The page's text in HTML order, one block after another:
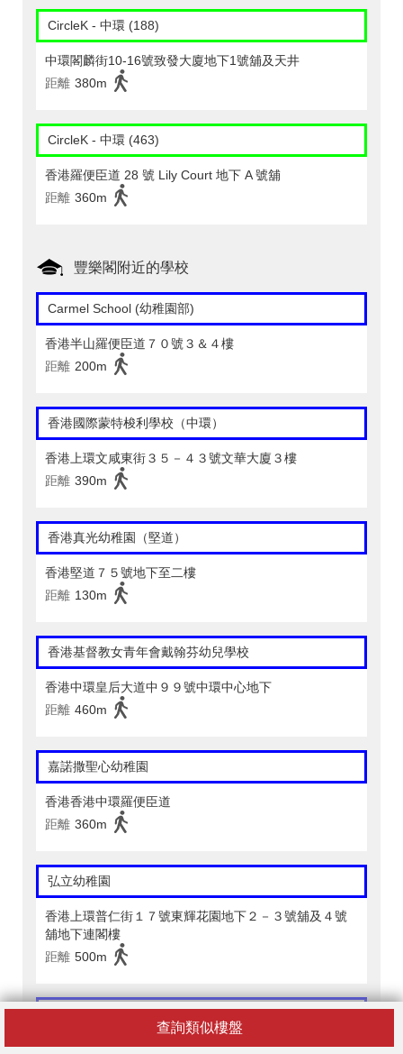
查詢類似樓盤
CircleK - 中環 (188)
中環閣麟街10-16號致發大廈地下1號舖及天井
距離 380m
CircleK - 中環 (463)
香港羅便臣道 28 號 Lily Court 地下 A 號舖
距離 360m
豐樂閣附近的學校
Carmel School (幼稚園部)
香港半山羅便臣道７０號３＆４樓
距離 200m
香港國際蒙特梭利學校（中環）
香港上環文咸東街３５－４３號文華大廈３樓
距離 390m
香港真光幼稚園（堅道）
香港堅道７５號地下至二樓
距離 130m
香港基督教女青年會戴翰芬幼兒學校
香港中環皇后大道中９９號中環中心地下
距離 460m
嘉諾撒聖心幼稚園
香港香港中環羅便臣道
距離 360m
弘立幼稚園
香港上環普仁街１７號東輝花園地下２－３號舖及４號
舖地下連閣樓
距離 500m
The Woodland Montessori Academy (Mid-Levels)
香港堅道１１０－１１８號安峰大廈１樓至２樓